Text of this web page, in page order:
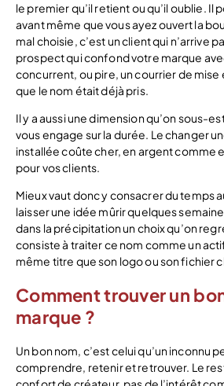
le premier qu’il retient ou qu’il oublie. Il
avant même que vous ayez ouvert la
mal choisie, c’est un client qui n’arrive
prospect qui confond votre marque
concurrent, ou pire, un courrier de
que le nom était déjà pris.
Il y a aussi une dimension qu’on sous-
vous engage sur la durée. Le changer
installée coûte cher, en argent comme
pour vos clients.
Mieux vaut donc y consacrer du temps
laisser une idée mûrir quelques
dans la précipitation un choix qu’on
consiste à traiter ce nom comme un
même titre que son logo ou son fichier
Comment trouver un
marque ?
Un bon nom, c’est celui qu’un inconnu
comprendre, retenir et retrouver. Le